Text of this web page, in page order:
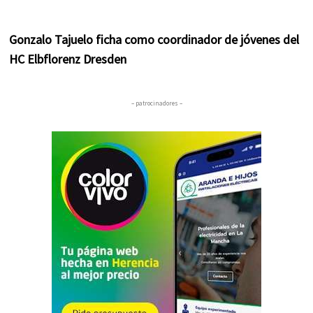
Gonzalo Tajuelo ficha como coordinador de jóvenes del
HC Elbflorenz Dresden
– patrocinadores –